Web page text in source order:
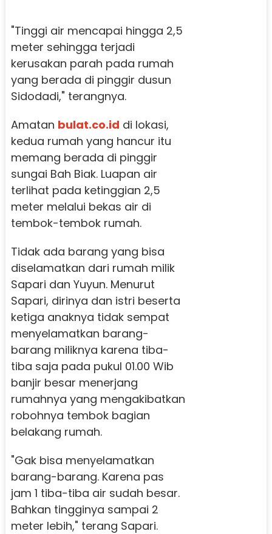
"Tinggi air mencapai hingga 2,5
meter sehingga terjadi
kerusakan parah pada rumah
yang berada di pinggir dusun
Sidodadi," terangnya.
Amatan bulat.co.id di lokasi,
kedua rumah yang hancur itu
memang berada di pinggir
sungai Bah Biak. Luapan air
terlihat pada ketinggian 2,5
meter melalui bekas air di
tembok-tembok rumah.
Tidak ada barang yang bisa
diselamatkan dari rumah milik
Sapari dan Yuyun. Menurut
Sapari, dirinya dan istri beserta
ketiga anaknya tidak sempat
menyelamatkan barang-
barang miliknya karena tiba-
tiba saja pada pukul 01.00 Wib
banjir besar menerjang
rumahnya yang mengakibatkan
robohnya tembok bagian
belakang rumah.
"Gak bisa menyelamatkan
barang-barang. Karena pas
jam 1 tiba-tiba air sudah besar.
Bahkan tingginya sampai 2
meter lebih," terang Sapari.